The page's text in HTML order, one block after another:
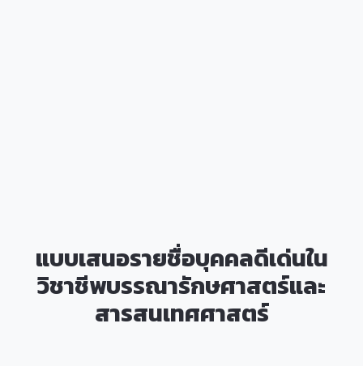
แบบเสนอรายชื่อบุคคลดีเด่นใน
วิชาชีพบรรณารักษศาสตร์และ
สารสนเทศศาสตร์